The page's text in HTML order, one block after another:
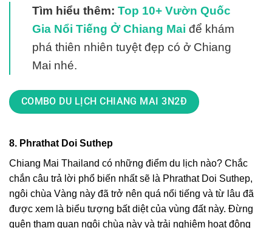
Tìm hiểu thêm: Top 10+ Vườn Quốc
Gia Nổi Tiếng Ở Chiang Mai để khám
phá thiên nhiên tuyệt đẹp có ở Chiang
Mai nhé.
COMBO DU LỊCH CHIANG MAI 3N2Đ
8. Phrathat Doi Suthep
Chiang Mai Thailand có những điểm du lịch nào? Chắc
chắn câu trả lời phổ biến nhất sẽ là Phrathat Doi Suthep,
ngôi chùa Vàng này đã trở nên quá nổi tiếng và từ lâu đã
được xem là biểu tượng bất diệt của vùng đất này. Đừng
quên tham quan ngôi chùa này và trải nghiệm hoạt động